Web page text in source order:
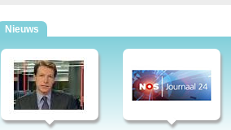
Judite de Sousa e Medina Carreira apresentam
por dois dos maiores pesos pesados do
E como não poderia deixar de ser
feiras às 23:10 e é moderado por Carlos Vaz
Miguel Tavares. Atualidade portuguesa
Nieuws